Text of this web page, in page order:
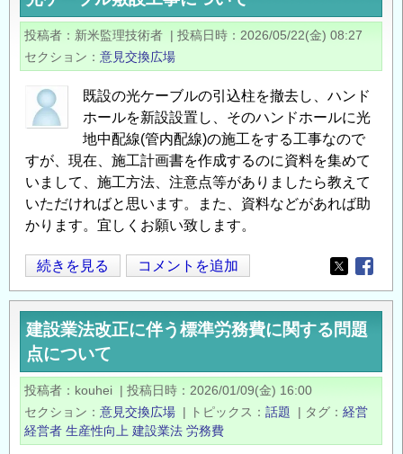
い
て
の
果
基
づ
く
法
舗
装
構
計
算
ツ
ー
ル
（ブ
ラ
ウ
投稿者 新米監理技術者 | 投稿日時
2026/05/22(金) 08:27
セクション
意見交換広場
既設の光ケーブルの引込柱を撤去し、ハンド
ホールを新設設置し、そのハンドホールに光
地中配線(管内配線)の施工をする工事なので
すが、現在、施工計画書を作成するのに資料を集めて
いまして、施工方法、注意点等がありましたら教えて
いただければと思います。また、資料などがあれば助
かります。宜しくお願い致します。
光
ケ
ー
ブ
ル
敷
設
工
事
続きを見る コメントを追加
Opens in
建設業法改正に伴う標準労務費に関する問題
点について
投稿者 kouhei | 投稿日時
2026/01/09(金) 16:00
セクション
意見交換広場 | トピックス 話題 | タグ
経営
経営者 生産性向上 建設業法 労務費